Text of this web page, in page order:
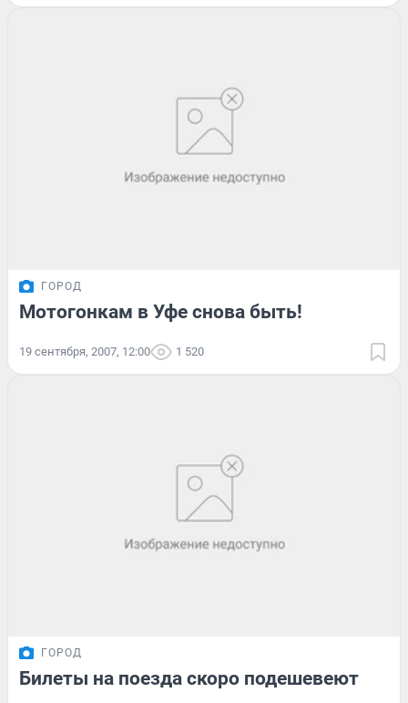
ГОРОД
Мотогонкам в Уфе снова быть!
19 сентября, 2007, 12:00 1 520
ГОРОД
Билеты на поезда скоро подешевеют